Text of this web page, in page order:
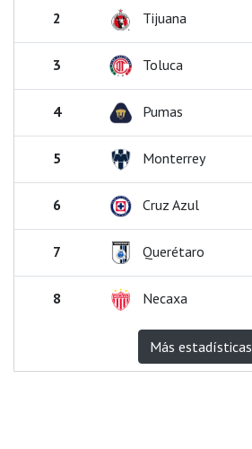
2 Tijuana
3 Toluca
4 Pumas
5 Monterrey
6 Cruz Azul
7 Querétaro
8 Necaxa
Más estadísticas